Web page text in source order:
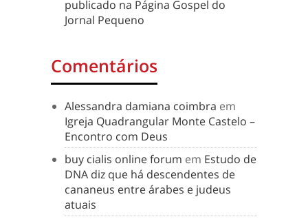
publicado na Página Gospel do
Jornal Pequeno
Comentários
Alessandra damiana coimbra em
Igreja Quadrangular Monte Castelo –
Encontro com Deus
buy cialis online forum em Estudo de
DNA diz que há descendentes de
cananeus entre árabes e judeus
atuais